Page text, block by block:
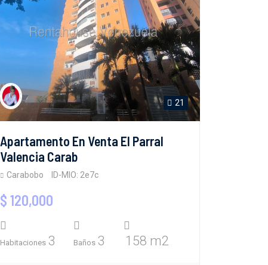
21
Apartamento En Venta El Parral
Valencia Carab
Carabobo ID-MIO: 2e7c
$ 120,000
Habitaciones 3 Baños 3 158 m2